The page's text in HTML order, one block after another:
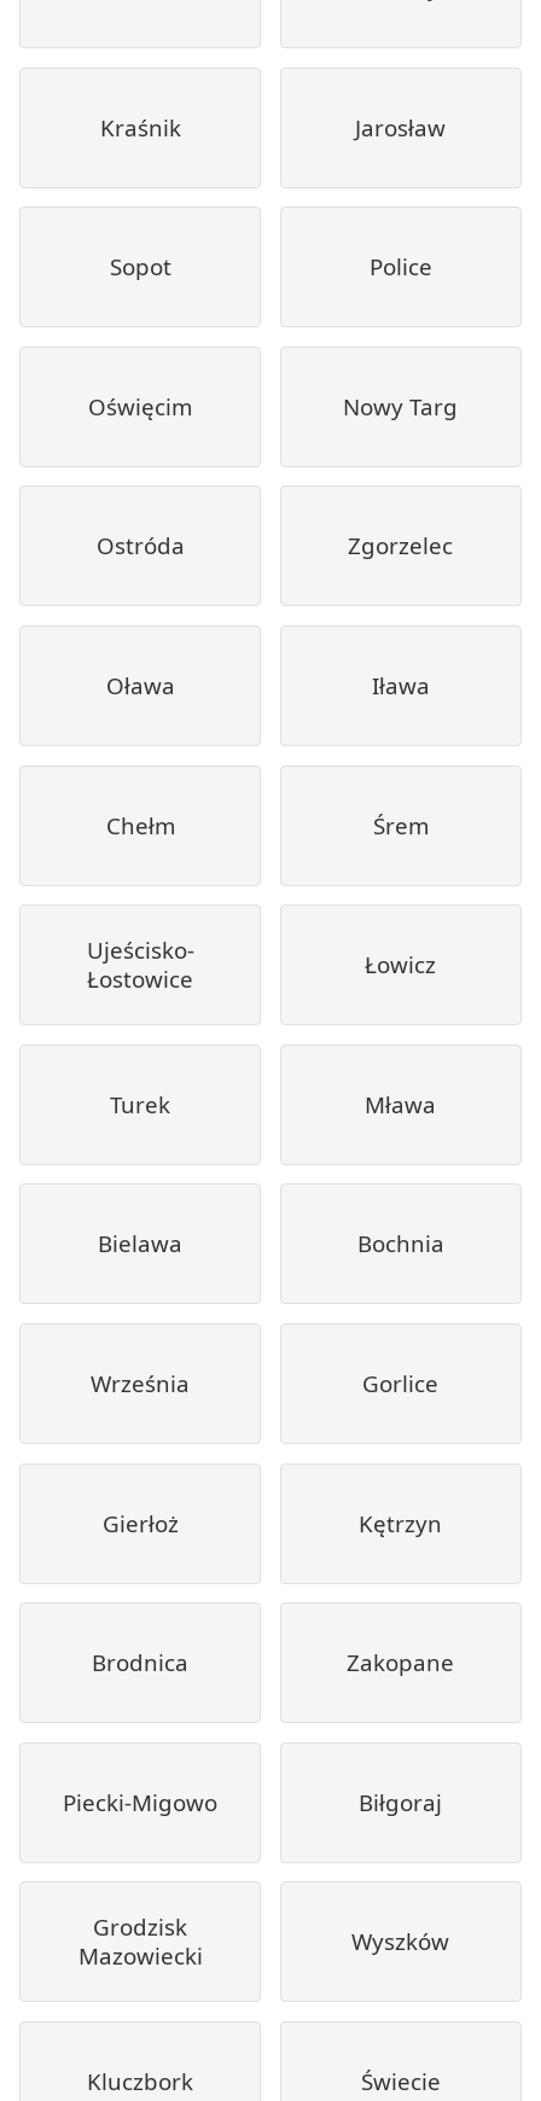
Kraśnik Jarosław
Sopot Police
Oświęcim Nowy Targ
Ostróda Zgorzelec
Oława Iława
Chełm Śrem
Ujeścisko-
Łostowice
Łowicz
Turek Mława
Bielawa Bochnia
Września Gorlice
Gierłoż Kętrzyn
Brodnica Zakopane
Piecki-Migowo Biłgoraj
Grodzisk
Mazowiecki
Wyszków
Kluczbork Świecie